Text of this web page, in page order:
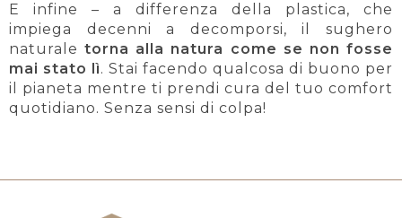
E infine – a differenza della plastica, che
impiega decenni a decomporsi, il sughero
naturaletorna alla natura come se non fosse
mai stato lì. Stai facendo qualcosa di buono per
il pianeta mentre ti prendi cura del tuo comfort
quotidiano. Senza sensi di colpa!